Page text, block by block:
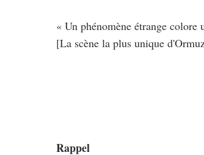
« Un phénomène étrange colore
[La scène la plus unique
Rappel